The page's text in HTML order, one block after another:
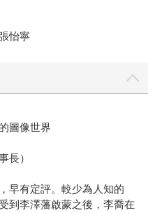
怡寧
圖像世界
長）
早有定評。較少為人知的
到李澤藩啟蒙之後，李喬在